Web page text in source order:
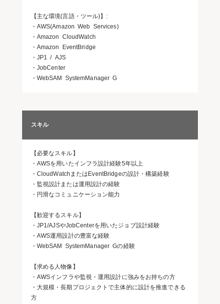
【主な環境(言語・ツール)】:
・AWS(Amazon Web Services)
・Amazon CloudWatch
・Amazon EventBridge
・JP1 / AJS
・JobCenter
・WebSAM SystemManager G
スキル
【必要なスキル】
・AWSを用いたインフラ設計経験5年以上
・CloudWatchまたはEventBridgeの設計・構築経験
・監視設計または運用設計の経験
・円滑なコミュニケーション能力
【歓迎するスキル】
・JP1/AJSやJobCenterを用いたジョブ設計経験
・AWS運用設計の豊富な経験
・WebSAM SystemManager Gの経験
【求める人物像】
・AWSインフラや監視・運用設計に強みをお持ちの方
・大規模・長期プロジェクトで主体的に設計を推進できる
方